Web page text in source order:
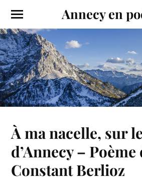
Annecy en
À ma nacelle, sur
d’Annecy – Poème
Constant Berlioz